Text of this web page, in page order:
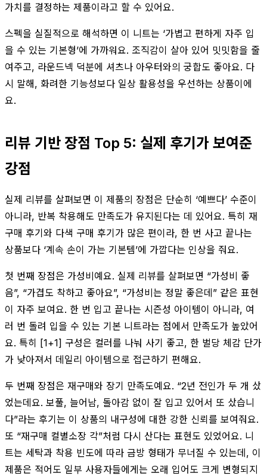
가치를 결정하는 제품이라고 할 수 있어요.
스펙을 실질적으로 해석하면 이 니트는 ‘가볍고 편하게 자주 입
을 수 있는 기본형’에 가까워요. 조직감이 살아 있어 밋밋함을 줄
여주고, 라운드넥 덕분에 셔츠나 아우터와의 궁합도 좋아요. 다
시 말해, 화려한 기능성보다 일상 활용성을 우선하는 상품이에
요.
리뷰 기반 장점 Top 5: 실제 후기가 보여준
강점
실제 리뷰를 살펴보면 이 제품의 장점은 단순히 ‘예쁘다’ 수준이
아니라, 반복 착용해도 만족도가 유지된다는 데 있어요. 특히 재
구매 후기와 다색 구매 후기가 많은 편이라, 한 번 사고 끝나는
상품보다 ‘계속 손이 가는 기본템’에 가깝다는 인상을 줘요.
첫 번째 장점은 가성비예요. 실제 리뷰를 살펴보면 “가성비 좋
음”, “가겹도 착하고 좋아요”, “가성비는 정말 좋은데” 같은 표현
이 자주 보여요. 한 번 입고 끝나는 시즌성 아이템이 아니라, 여
러 번 돌려 입을 수 있는 기본 니트라는 점에서 만족도가 높았어
요. 특히 [1+1] 구성은 컬러를 나눠 사기 좋고, 한 벌당 체감 단가
가 낮아져서 데일리 아이템으로 접근하기 편해요.
두 번째 장점은 재구매와 장기 만족도예요. “2년 전인가 두 개 샀
었는데요. 보풀, 늘어남, 돌아감 없이 잘 입고 있어서 또 샀습니
다”라는 후기는 이 상품의 내구성에 대한 강한 신뢰를 보여줘요.
또 “재구매 컬별소장 각”처럼 다시 산다는 표현도 있었어요. 니
트는 세탁과 착용 빈도에 따라 금방 형태가 무너질 수 있는데, 이
제품은 적어도 일부 사용자들에게는 오래 입어도 크게 변형되지